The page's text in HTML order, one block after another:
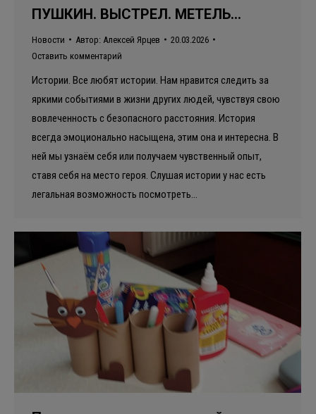
ПУШКИН. ВЫСТРЕЛ. МЕТЕЛЬ…
Новости Автор: Алексей Ярцев
20.03.2026
Оставить комментарий
Истории. Все любят истории. Нам нравится следить за
яркими событиями в жизни других людей, чувствуя свою
вовлеченность с безопасного расстояния. История
всегда эмоционально насыщена, этим она и интересна. В
ней мы узнаём себя или получаем чувственный опыт,
ставя себя на место героя. Слушая истории у нас есть
легальная возможность посмотреть…